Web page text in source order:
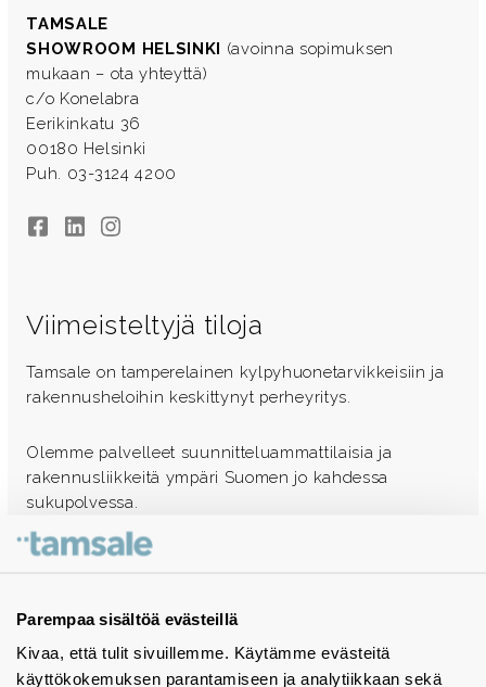
Parempaa sisältöä evästeillä
Kivaa, että tulit sivuillemme. Käytämme evästeitä
käyttökokemuksen parantamiseen ja analytiikkaan sekä
TAMSALE
SHOWROOM HELSINKI (avoinna sopimuksen
mukaan – ota yhteyttä)
c/o Konelabra
Eerikinkatu 36
00180 Helsinki
Puh. 03-3124 4200
FacebookLinkedInInstagram
Viimeisteltyjä tiloja
Tamsale on tamperelainen kylpyhuonetarvikkeisiin ja
rakennusheloihin keskittynyt perheyritys.
Olemme palvelleet suunnitteluammattilaisia ja
rakennusliikkeitä ympäri Suomen jo kahdessa
sukupolvessa.
Ota yhteyttä - autamme mielellämme
Tuotekuvastot
Instagram